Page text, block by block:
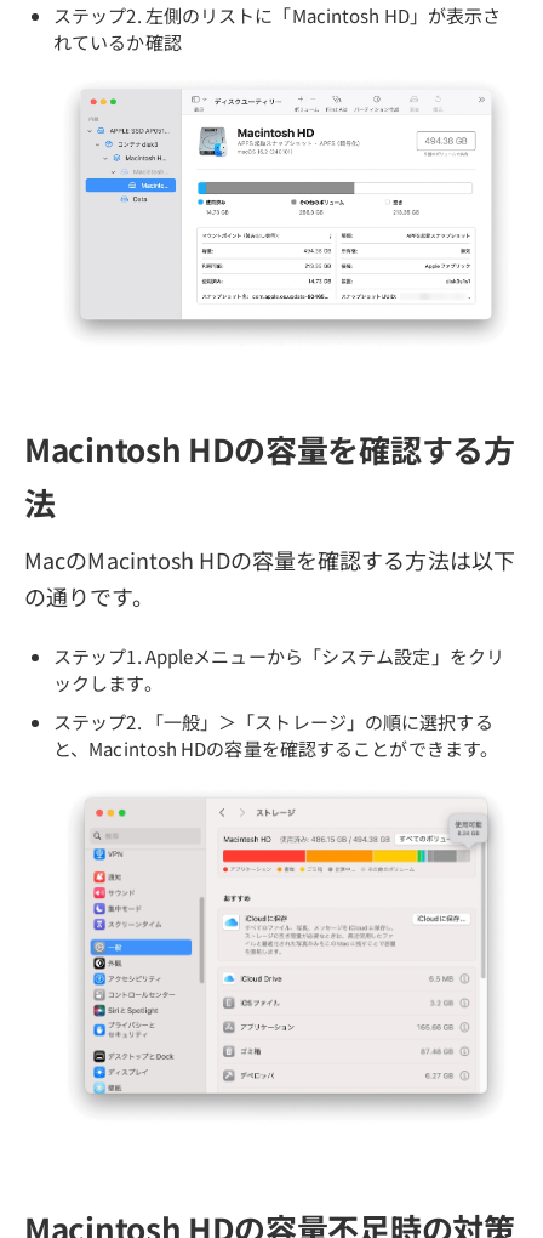
ステップ2. 左側のリストに「Macintosh HD」が表示さ
れているか確認
Macintosh HDの容量を確認する方
法
MacのMacintosh HDの容量を確認する方法は以下
の通りです。
ステップ1. Appleメニューから「システム設定」をクリ
ックします。
ステップ2. 「一般」＞「ストレージ」の順に選択する
と、Macintosh HDの容量を確認することができます。
Macintosh HDの容量不足時の対策